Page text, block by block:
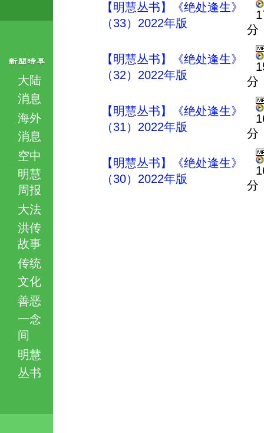
大陆
消息
海外
消息
空中
明慧
周报
大法
洪传
故事
传统
文化
善恶
一念
间
明慧
丛书
【明慧丛书】《绝处逢生》
（33）2022年版
分
【明慧丛书】《绝处逢生》
（32）2022年版
分
【明慧丛书】《绝处逢生》
（31）2022年版
分
【明慧丛书】《绝处逢生》
（30）2022年版
分